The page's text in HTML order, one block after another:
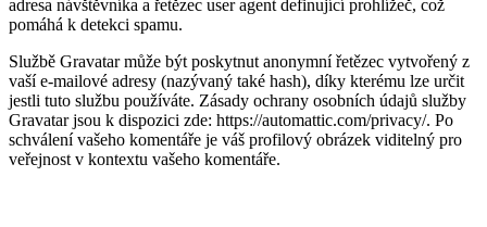
adresa návštěvníka a řetězec user agent definující prohlížeč, což
pomáhá k detekci spamu.
Službě Gravatar může být poskytnut anonymní řetězec vytvořený z
vaší e-mailové adresy (nazývaný také hash), díky kterému lze určit
jestli tuto službu používáte. Zásady ochrany osobních údajů služby
Gravatar jsou k dispozici zde: https://automattic.com/privacy/. Po
schválení vašeho komentáře je váš profilový obrázek viditelný pro
veřejnost v kontextu vašeho komentáře.